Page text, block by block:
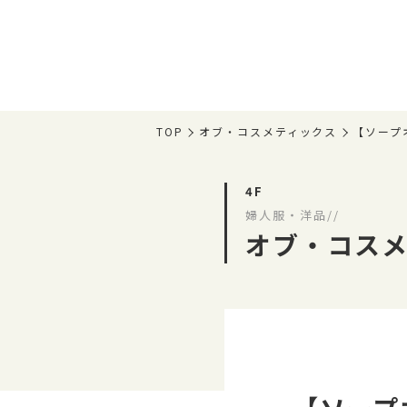
TOP オブ・コスメティックス 【ソー
4F
婦人服・洋品//
オブ・コス